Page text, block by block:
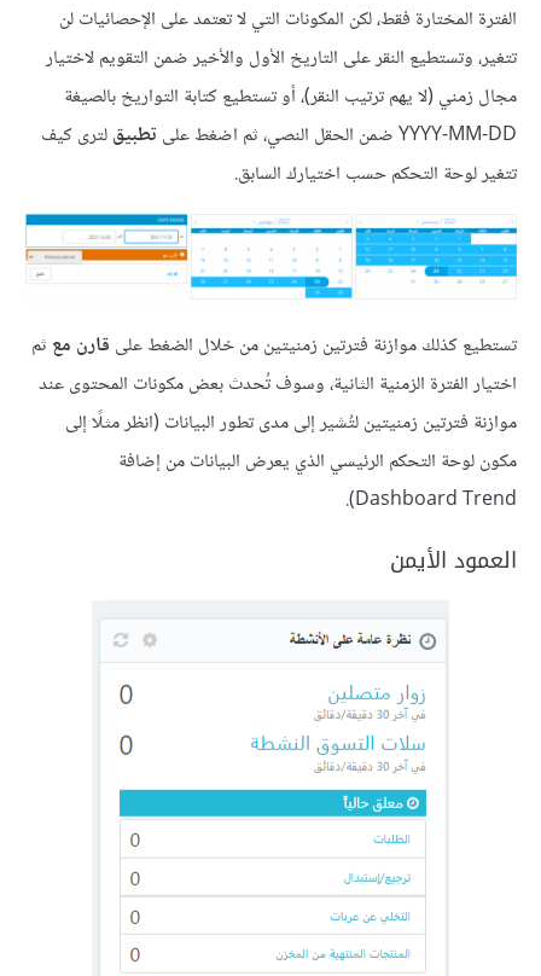
الفترة المختارة فقط، لكن المكونات التي لا تعتمد على الإحصائيات لن
تتغير، وتستطيع النقر على التاريخ الأول والأخير ضمن التقويم لاختيار
مجال زمني (لا يهم ترتيب النقر)، أو تستطيع كتابة التواريخ بالصيغة
YYYY-MM-DD ضمن الحقل النصي، ثم اضغط على
تطبيقلترى كيف
تتغير لوحة التحكم حسب اختيارك السابق.
تستطيع كذلك موازنة فترتين زمنيتين من خلال الضغط على قارن مع ثم
اختيار الفترة الزمنية الثانية، وسوف تُحدث بعض مكونات المحتوى عند
موازنة فترتين زمنيتين لتُشير إلى مدى تطور البيانات (انظر مثلًا إلى
مكون لوحة التحكم الرئيسي الذي يعرض البيانات من إضافة
Dashboard Trend).
العمود الأيمن